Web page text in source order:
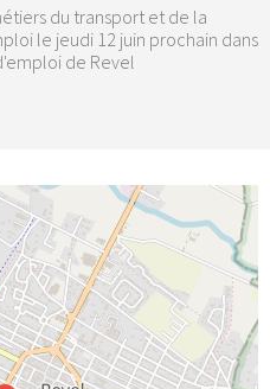
du transport et de la
le jeudi 12 juin prochain dans
de Revel